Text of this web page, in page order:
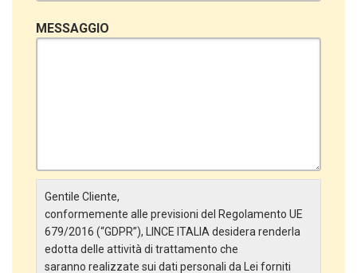
MESSAGGIO
Gentile Cliente,
conformemente alle previsioni del Regolamento UE
679/2016 (“GDPR”), LINCE ITALIA desidera renderla
edotta delle attività di trattamento che
saranno realizzate sui dati personali da Lei forniti